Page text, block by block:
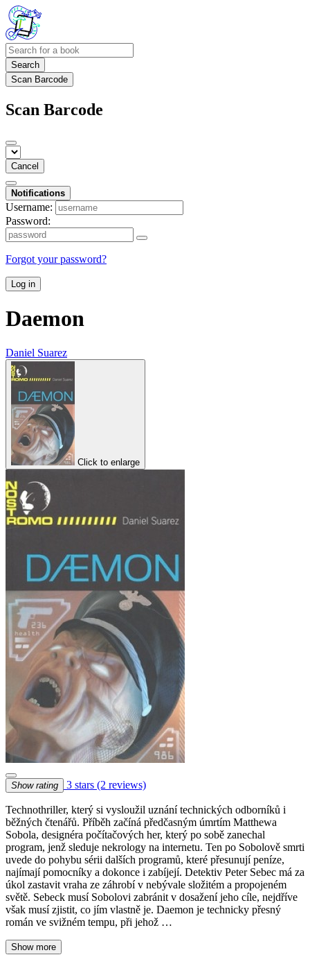
Search
Scan Barcode
Scan Barcode
Cancel
Notifications
Username:
Password:
Forgot your password?
Log in
Daemon
Daniel Suarez
Click to enlarge
Show rating 3 stars (2 reviews)
Technothriller, který si vysloužil uznání technických odborníků i
běžných čtenářů. Příběh začíná předčasným úmrtím Matthewa
Sobola, designéra počítačových her, který po sobě zanechal
program, jenž sleduje nekrology na internetu. Ten po Sobolově smrti
uvede do pohybu sérii dalších programů, které přesunují peníze,
najímají pomocníky a dokonce i zabíjejí. Detektiv Peter Sebec má za
úkol zastavit vraha ze záhrobí v nebývale složitém a propojeném
světě. Sebeck musí Sobolovi zabránit v dosažení jeho cíle, nejdříve
však musí zjistit, co jím vlastně je. Daemon je technicky přesný
román ve svižném tempu, při jehož …
Show more